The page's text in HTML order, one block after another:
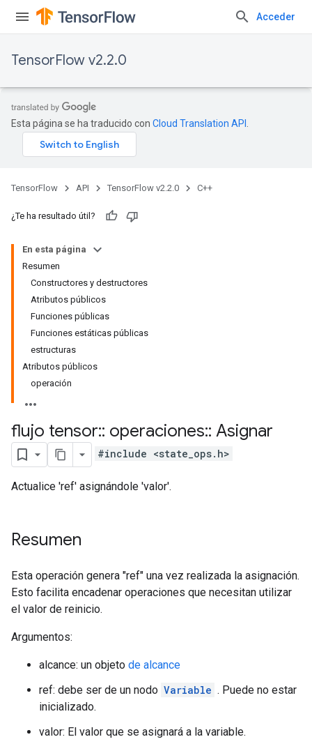
Acceder
TensorFlow v2.2.0
Esta página se ha traducido con Cloud Translation API
TensorFlow API TensorFlow v2.2.0 C++
¿Te ha resultado útil?
En esta página
Resumen
Constructores y destructores
Atributos públicos
Funciones públicas
Funciones estáticas públicas
estructuras
Atributos públicos
operación
flujo tensor:: operaciones:: Asignar
#include <state_ops.h>
Actualice 'ref' asignándole 'valor'.
Resumen
Esta operación genera "ref" una vez realizada la asignación.
Esto facilita encadenar operaciones que necesitan utilizar
el valor de reinicio.
Argumentos:
alcance: un objeto de alcance
ref: debe ser de un nodo Variable . Puede no estar
inicializado.
valor: El valor que se asignará a la variable.